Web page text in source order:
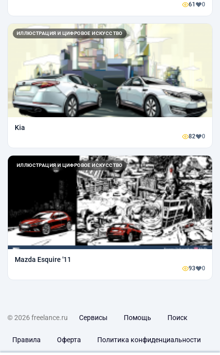
61 0
ИЛЛЮСТРАЦИЯ И ЦИФРОВОЕ ИСКУССТВО
Kia
82 0
ИЛЛЮСТРАЦИЯ И ЦИФРОВОЕ ИСКУССТВО
Mazda Esquire '11
93 0
© 2026 freelance.ru Сервисы Помощь Поиск
Правила Оферта Политика конфиденциальности